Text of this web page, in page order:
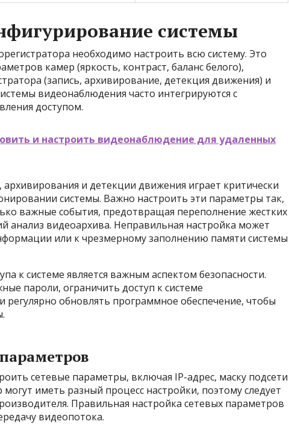
системы
необходимо настроить всю систему. Это
камер (яркость, контраст, баланс белого),
(запись, архивирование, детекция движения) и
видеонаблюдения часто интегрируются с
доступом.
и настроить видеонаблюдение для удаленных
и детекции движения играет критически
системы. Важно настроить эти параметры так,
важные события, предотвращая переполнение жестких
анализ видеоархива. Неправильная настройка может
или к чрезмерному заполнению памяти системы
к системе является важным аспектом безопасности.
пароли, ограничить доступ к системе
обновлять программное обеспечение, чтобы
сетевые параметры, включая IP-адрес, маску подсети
иметь разный процесс настройки, поэтому следует
Правильная настройка сетевых параметров
видеопотока.